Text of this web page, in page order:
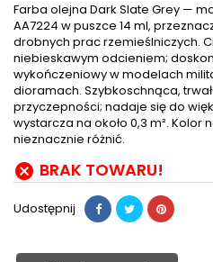
Farba olejna Dark Slate Grey —
AA7224 w puszce 14 ml,
drobnych prac rzemieślniczych.
niebieskawym odcieniem;
wykończeniowy w modelach
dioramach. Szybkoschnąca,
przyczepności; nadaje się do
wystarcza na około 0,3 m². Kolor
nieznacznie różnić.
 BRAK TOWARU!
Udostępnij